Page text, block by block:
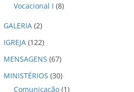
Vocacional I (8)
GALERIA (2)
IGREJA (122)
MENSAGENS (67)
MINISTÉRIOS (30)
Comunicação (1)